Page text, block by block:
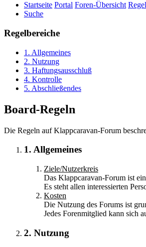
Startseite Portal Foren-Übersicht
Suche
Regelbereiche
1. Allgemeines
2. Nutzung
3. Haftungsausschluß
4. Kontrolle
5. Abschließendes
Board-Regeln
Die Regeln auf Klappcaravan-Forum
1. Allgemeines
Ziele/Nutzerkreis
Das Klappcaravan-Forum ist
Es steht allen interessierten
Kosten
Die Nutzung des Forums ist
Jedes Forenmitglied kann sich
2. Nutzung